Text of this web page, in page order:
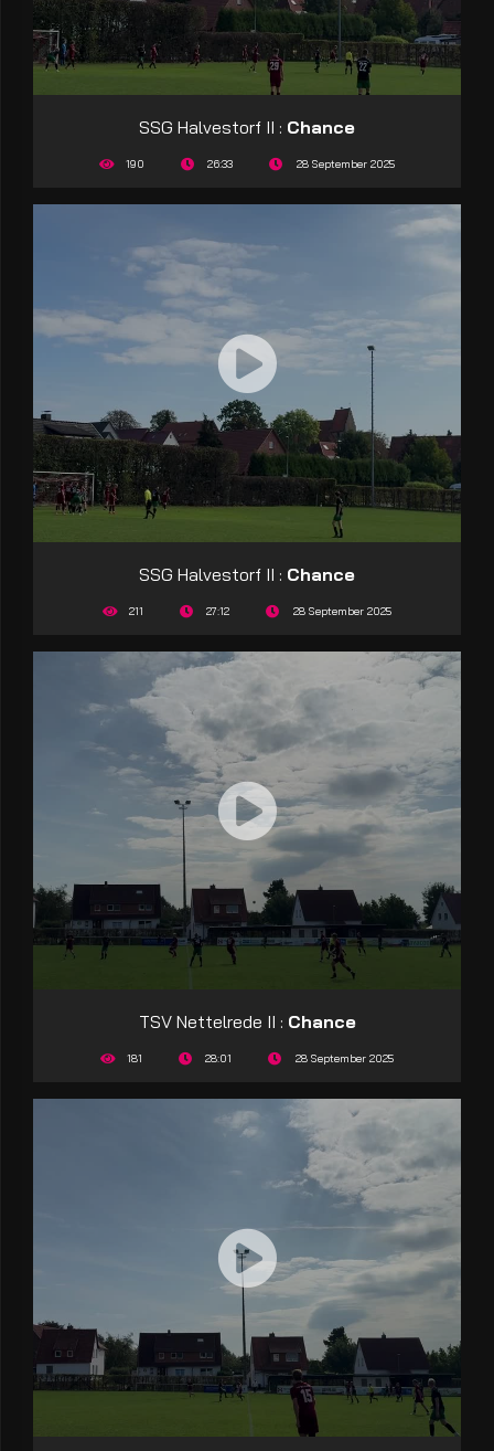
SSG Halvestorf II : Chance
190 26:33 28 September 2025
SSG Halvestorf II : Chance
211 27:12 28 September 2025
TSV Nettelrede II : Chance
181 28:01 28 September 2025